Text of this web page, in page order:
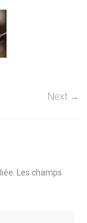
Next →
Les champs